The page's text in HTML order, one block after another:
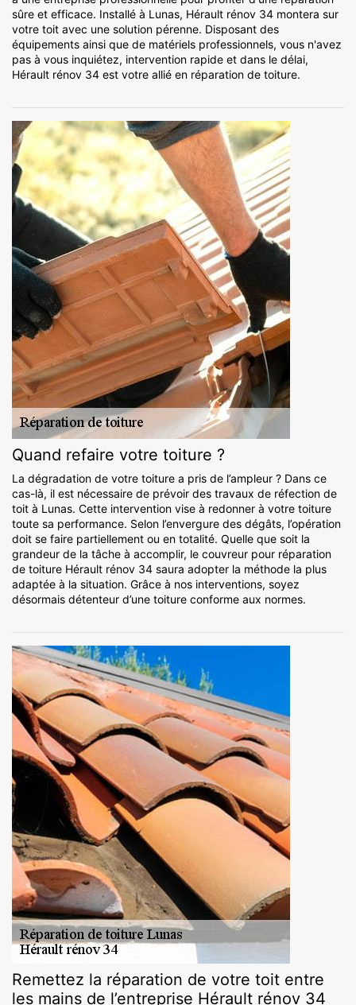
sûre et efficace. Installé à Lunas, Hérault rénov 34 montera sur
votre toit avec une solution pérenne. Disposant des
équipements ainsi que de matériels professionnels, vous n'avez
pas à vous inquiétez, intervention rapide et dans le délai,
Hérault rénov 34 est votre allié en réparation de toiture.
Quand refaire votre toiture ?
La dégradation de votre toiture a pris de l’ampleur ? Dans ce
cas-là, il est nécessaire de prévoir des travaux de réfection de
toit à Lunas. Cette intervention vise à redonner à votre toiture
toute sa performance. Selon l’envergure des dégâts, l’opération
doit se faire partiellement ou en totalité. Quelle que soit la
grandeur de la tâche à accomplir, le couvreur pour réparation
de toiture Hérault rénov 34 saura adopter la méthode la plus
adaptée à la situation. Grâce à nos interventions, soyez
désormais détenteur d’une toiture conforme aux normes.
Remettez la réparation de votre toit entre
les mains de l’entreprise Hérault rénov 34